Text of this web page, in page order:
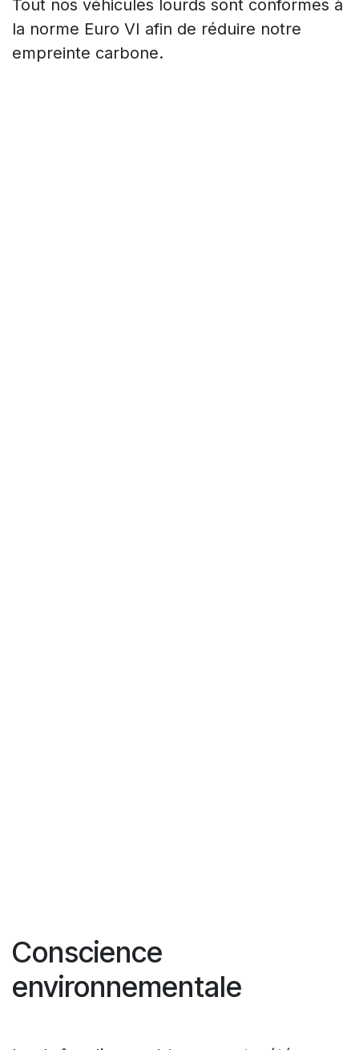
Tout nos véhicules lourds sont conformes à
la norme Euro VI afin de réduire notre
empreinte carbone.
Conscience
environnementale